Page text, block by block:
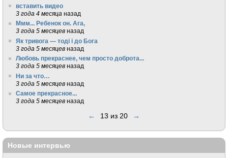
вставить видео
3 года 4 месяца назад
Ммм... Ребенок он. Ага,
3 года 5 месяцев назад
Як тривога — тоді і до Бога
3 года 5 месяцев назад
Любовь прекраснее, чем просто доброта...
3 года 5 месяцев назад
Ни за что…
3 года 5 месяцев назад
Самое прекрасное...
3 года 5 месяцев назад
← 13 из 20 →
Новые интервью